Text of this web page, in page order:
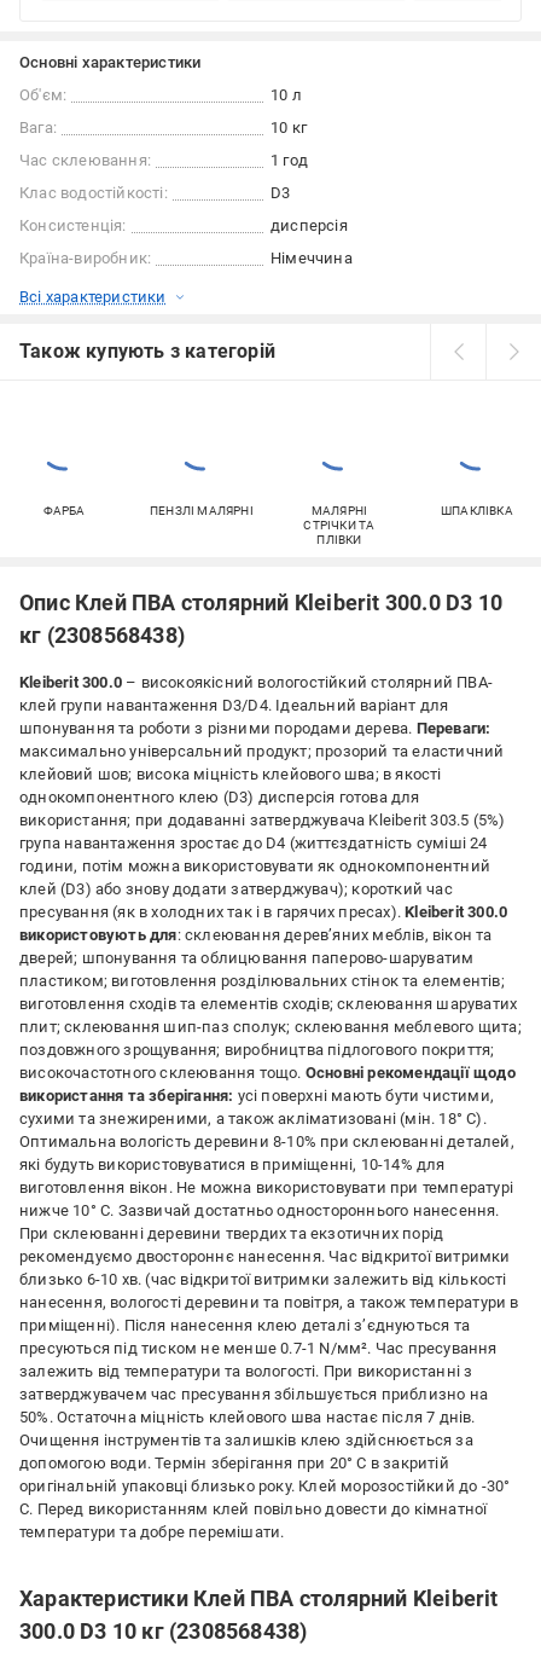
Основні характеристики
Об'єм:
10 л
Вага:
10 кг
Час склеювання:
1 год
Клас водостійкості:
D3
Консистенція:
дисперсія
Країна-виробник:
Німеччина
Всі характеристики
Також купують з категорій
ФАРБА ПЕНЗЛІ МАЛЯРНІ
МАЛЯРНІ
СТРІЧКИ ТА
ПЛІВКИ
ШПАКЛІВКА
Опис Клей ПВА столярний Kleiberit 300.0 D3 10
кг (2308568438)
Kleiberit 300.0 – високоякісний вологостійкий столярний ПВА-
клей групи навантаження D3/D4. Ідеальний варіант для
шпонування та роботи з різними породами дерева. Переваги:
максимально універсальний продукт; прозорий та еластичний
клейовий шов; висока міцність клейового шва; в якості
однокомпонентного клею (D3) дисперсія готова для
використання; при додаванні затверджувача Kleiberit 303.5 (5%)
група навантаження зростає до D4 (життєздатність суміші 24
години, потім можна використовувати як однокомпонентний
клей (D3) або знову додати затверджувач); короткий час
пресування (як в холодних так і в гарячих пресах).Kleiberit 300.0
використовують для: склеювання дерев’яних меблів, вікон та
дверей; шпонування та облицювання паперово-шаруватим
пластиком; виготовлення розділювальних стінок та елементів;
виготовлення сходів та елементів сходів; склеювання шаруватих
плит; склеювання шип-паз сполук; склеювання меблевого щита;
поздовжного зрощування; виробництва підлогового покриття;
високочастотного склеювання тощо. Основні рекомендації щодо
використання та зберігання: усі поверхні мають бути чистими,
сухими та знежиреними, а також акліматизовані (мін. 18° C).
Оптимальна вологість деревини 8-10% при склеюванні деталей,
які будуть використовуватися в приміщенні, 10-14% для
виготовлення вікон. Не можна використовувати при температурі
нижче 10° С. Зазвичай достатньо одностороннього нанесення.
При склеюванні деревини твердих та екзотичних порід
рекомендуємо двостороннє нанесення. Час відкритої витримки
близько 6-10 хв. (час відкритої витримки залежить від кількості
нанесення, вологості деревини та повітря, а також температури в
приміщенні). Після нанесення клею деталі з’єднуються та
пресуються під тиском не менше 0.7-1 N/мм². Час пресування
залежить від температури та вологості. При використанні з
затверджувачем час пресування збільшується приблизно на
50%. Остаточна міцність клейового шва настає після 7 днів.
Очищення інструментів та залишків клею здійснюється за
допомогою води. Термін зберігання при 20° C в закритій
оригінальній упаковці близько року. Клей морозостійкий до -30°
C. Перед використанням клей повільно довести до кімнатної
температури та добре перемішати.
Характеристики Клей ПВА столярний Kleiberit
300.0 D3 10 кг (2308568438)